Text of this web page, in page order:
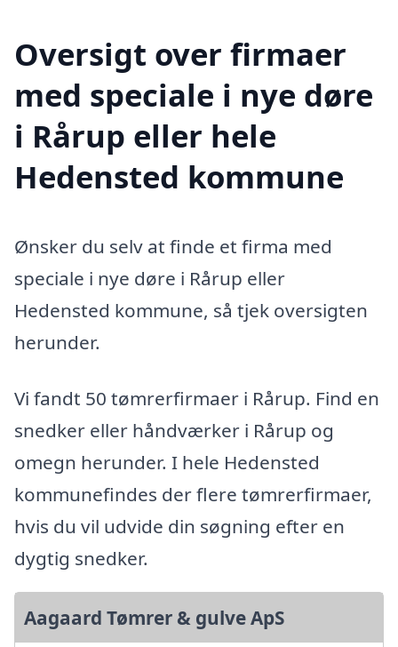
Oversigt over firmaer
med speciale i nye døre
i Rårup eller hele
Hedensted kommune
Ønsker du selv at finde et firma med
speciale i nye døre i Rårup eller
Hedensted kommune, så tjek oversigten
herunder.
Vi fandt 50 tømrerfirmaer i Rårup. Find en
snedker eller håndværker i Rårup og
omegn herunder. I hele Hedensted
kommunefindes der flere tømrerfirmaer,
hvis du vil udvide din søgning efter en
dygtig snedker.
Aagaard Tømrer & gulve ApS